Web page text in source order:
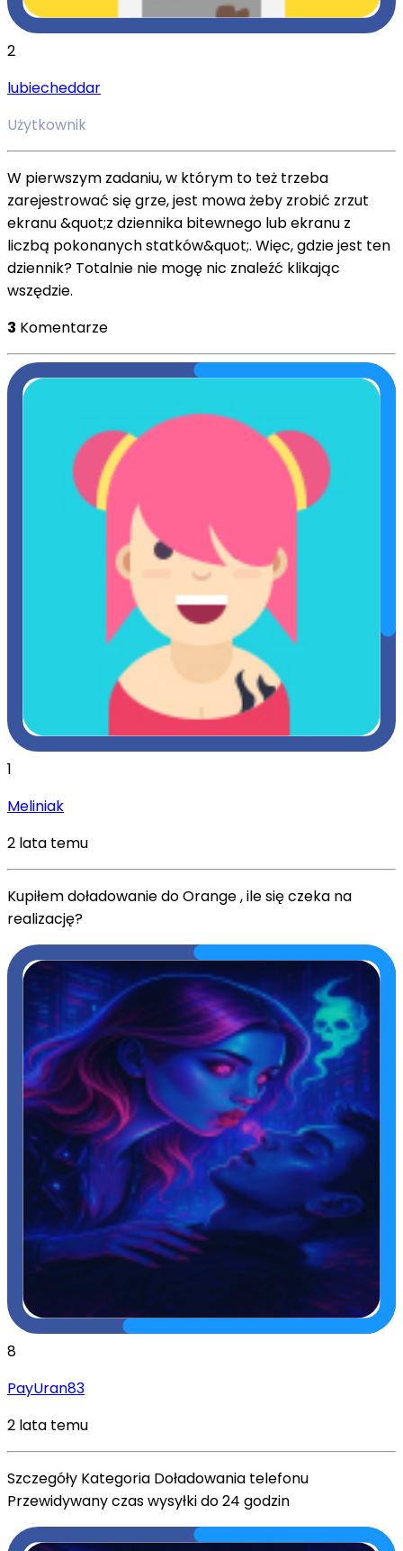
2
lubiecheddar
Użytkownik
W pierwszym zadaniu, w którym to też trzeba
zarejestrować się grze, jest mowa żeby zrobić zrzut
ekranu &quot;z dziennika bitewnego lub ekranu z
liczbą pokonanych statków&quot;. Więc, gdzie jest ten
dziennik? Totalnie nie mogę nic znaleźć klikając
wszędzie.
3 Komentarze
1
Meliniak
2 lata temu
Kupiłem doładowanie do Orange , ile się czeka na
realizację?
8
PayUran83
2 lata temu
Szczegóły Kategoria Doładowania telefonu
Przewidywany czas wysyłki do 24 godzin